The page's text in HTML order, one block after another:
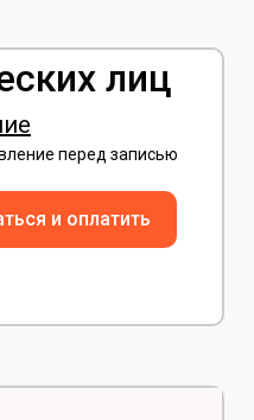
лиц
перед записью
и оплатить